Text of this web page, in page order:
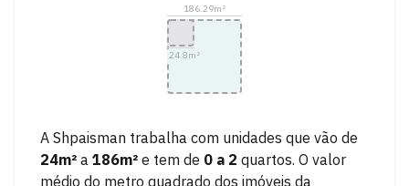
186.29m²
24.8m²
A Shpaisman trabalha com unidades que vão de
24m² a 186m² e tem de 0 a 2 quartos. O valor
médio do metro quadrado dos imóveis da